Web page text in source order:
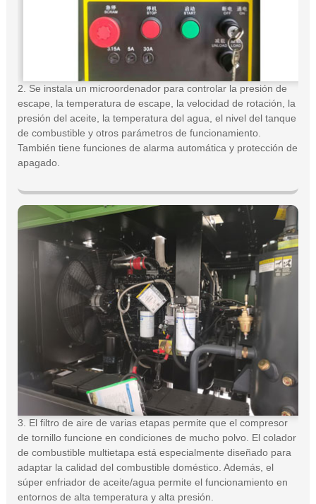
2. Se instala un microordenador para controlar la presión de
escape, la temperatura de escape, la velocidad de rotación, la
presión del aceite, la temperatura del agua, el nivel del tanque
de combustible y otros parámetros de funcionamiento.
También tiene funciones de alarma automática y protección de
apagado.
3. El filtro de aire de varias etapas permite que el compresor
de tornillo funcione en condiciones de mucho polvo. El colador
de combustible multietapa está especialmente diseñado para
adaptar la calidad del combustible doméstico. Además, el
súper enfriador de aceite/agua permite el funcionamiento en
entornos de alta temperatura y alta presión.